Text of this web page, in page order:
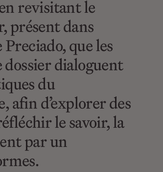
revisitant le
présent dans
Preciado, que les
dossier dialoguent
du
afin d’explorer des
le savoir, la
par un